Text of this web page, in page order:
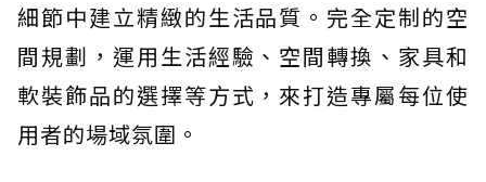
細節中建立精緻的生活品質。完全定制的空
間規劃，運用生活經驗、空間轉換、家具和
軟裝飾品的選擇等方式，來打造專屬每位使
用者的場域氛圍。